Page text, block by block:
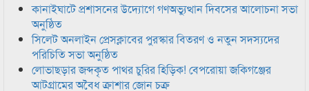
কানাইঘাটে প্রশাসনের উদ্যোগে গণঅভ্যুত্থান দিবসের আলোচনা সভা
অনুষ্ঠিত
সিলেট অনলাইন প্রেসক্লাবের পুরস্কার বিতরণ ও নতুন সদস্যদের
পরিচিতি সভা অনুষ্ঠিত
লোভাছড়ার জব্দকৃত পাথর চুরির হিড়িক! বেপরোয়া জকিগঞ্জের
আটগ্রামের অবৈধ ক্রাশার জোন চক্র